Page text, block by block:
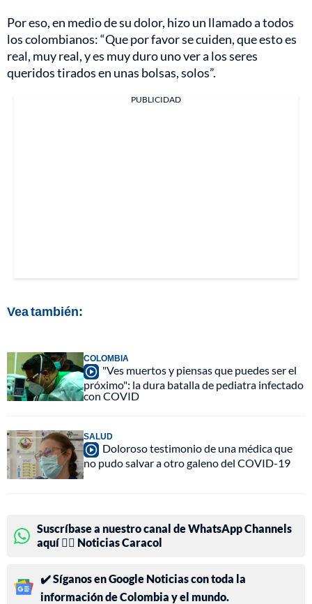
Por eso, en medio de su dolor, hizo un llamado a todos
los colombianos: “Que por favor se cuiden, que esto es
real, muy real, y es muy duro uno ver a los seres
queridos tirados en unas bolsas, solos”.
PUBLICIDAD
Vea también:
COLOMBIA
"Ves muertos y piensas que puedes ser el
próximo": la dura batalla de pediatra infectado
con COVID
SALUD
Doloroso testimonio de una médica que
no pudo salvar a otro galeno del COVID-19
Suscríbase a nuestro canal de WhatsApp Channels
aquí 👉🏻 Noticias Caracol
✔️ Síganos en Google Noticias con toda la
información de Colombia y el mundo.